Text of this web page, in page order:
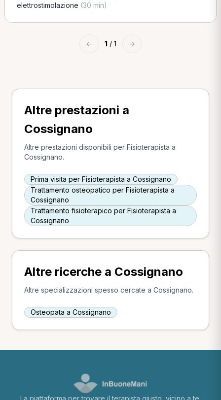
elettrostimolazione (30 min)
← 1 / 1 →
Altre prestazioni a
Cossignano
Altre prestazioni disponibili per Fisioterapista a
Cossignano.
Prima visita per Fisioterapista a Cossignano
Trattamento osteopatico per Fisioterapista a
Cossignano
Trattamento fisioterapico per Fisioterapista a
Cossignano
Altre ricerche a Cossignano
Altre specializzazioni spesso cercate a Cossignano.
Osteopata a Cossignano
La piattaforma per trovare il terapista giusto, vicino a te.